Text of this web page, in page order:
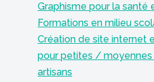
Graphisme pour la santé
Formations en milieu
Création de site internet
pour petites / moyennes
artisans